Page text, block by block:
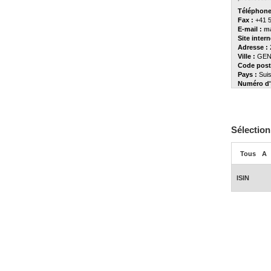
Fax : +41
E-mail :
Site
Adresse :
Ville :
Code
Pays :
Numéro
Tous A
ISIN